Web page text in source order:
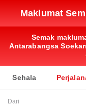
Maklumat
Semak
Antarabangsa
Sehala
Dari